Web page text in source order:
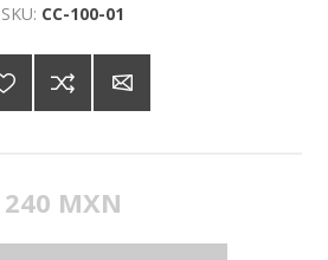
SKU: CC-100-01
240 MXN